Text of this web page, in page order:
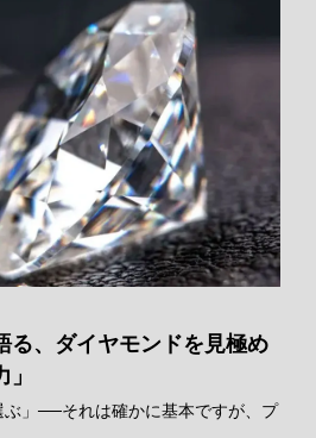
る、ダイヤモンドを見極め
ぶ」──それは確かに基本ですが、プ